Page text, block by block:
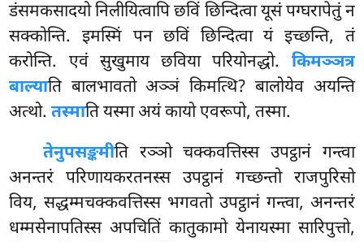
डंसमकसादयो निलीयित्वापि छविं छिन्दित्वा यूसं पग्घरापेतुं न
सक्कोन्ति. इमस्मिं पन छविं छिन्दित्वा यं इच्छन्ति, तं
करोन्ति. एवं सुखुमाय छविया परियोनद्धो. किमञ्ञत्र
बाल्याति बालभावतो अञ्ञं किमत्थि? बालोयेव अयन्ति
अत्थो.तस्माति यस्मा अयं कायो एवरूपो, तस्मा.
तेनुपसङ्कमीति रञ्ञो चक्कवत्तिस्स उपट्ठानं गन्त्वा
अनन्तरं परिणायकरतनस्स उपट्ठानं गच्छन्तो राजपुरिसो
विय, सद्धम्मचक्कवत्तिस्स भगवतो उपट्ठानं गन्त्वा, अनन्तरं
धम्मसेनापतिस्सअपचितिं कातुकामो येनायस्मा सारिपुत्तो,